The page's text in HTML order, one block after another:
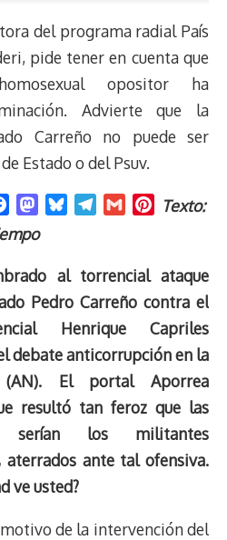
del programa radial País
pide tener en cuenta que
opositor ha
Advierte que la
Carreño no puede ser
Estado o del Psuv.
a
e
b
o
o
k
M
t
o
d
n
e
k
y
e
r
a
m
i
l
r
e
s
t
Texto:
al torrencial ataque
Pedro Carreño contra el
Henrique Capriles
debate anticorrupción en la
(AN). El portal Aporrea
resultó tan feroz que las
serían los militantes
aterrados ante tal ofensiva.
ve usted?
de la intervención del